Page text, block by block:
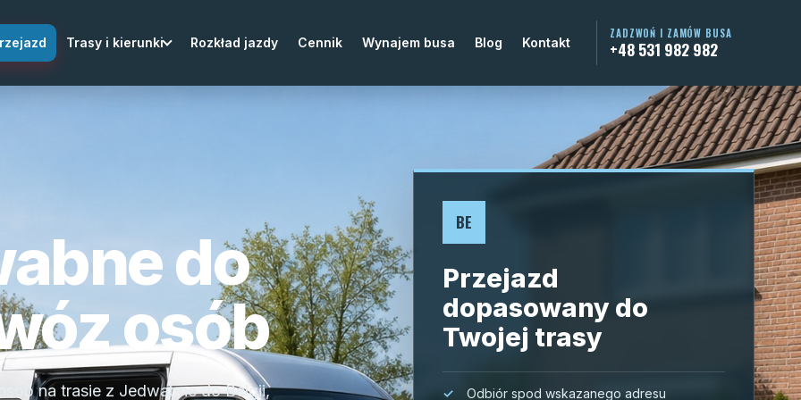
Trasy i kierunki Rozkład jazdy Cennik Wynajem busa Blog Kontakt
ZADZWOŃ I ZAMÓW BUSA
+48 531 982 982
do
osób
na trasie z Jedwabne do Belgii,
BE
Przejazd
dopasowany do
Twojej trasy
Odbiór spod wskazanego adresu